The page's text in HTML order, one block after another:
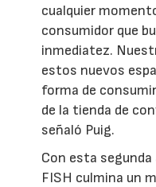
cualquier
consumidor que
inmediatez.
estos nuevos
forma de
de la tienda de
señaló Puig.
Con esta segunda
FISH culmina un